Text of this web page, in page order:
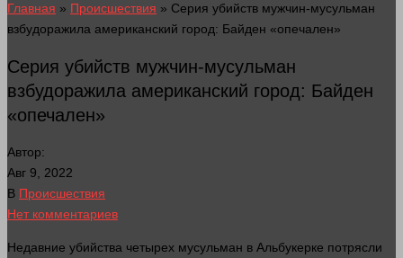
Главная » Происшествия » Серия убийств мужчин-мусульман
взбудоражила американский город: Байден «опечален»
Серия убийств мужчин-мусульман
взбудоражила американский город: Байден
«опечален»
Автор:
Авг 9, 2022
В Происшествия
Нет комментариев
Недавние убийства четырех мусульман в Альбукерке потрясли